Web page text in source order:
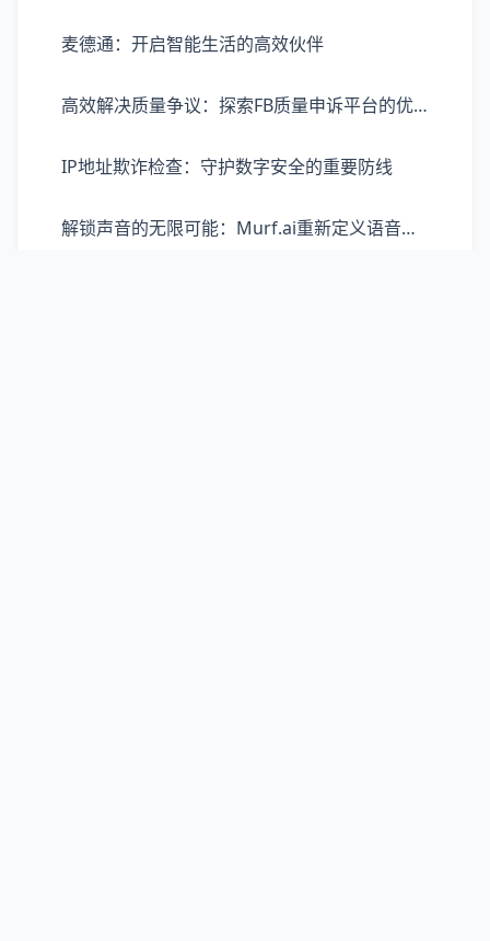
麦德通：开启智能生活的高效伙伴
高效解决质量争议：探索FB质量申诉平台的优势与价值
IP地址欺诈检查：守护数字安全的重要防线
解锁声音的无限可能：Murf.ai重新定义语音生成体验